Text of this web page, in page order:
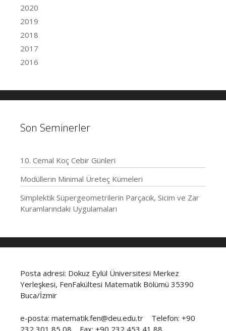
2020
2019
2018
2017
2016
Son Seminerler
10. Cemal Koç Cebir Günleri
Modüllerin Minimal Üreteç Kümeleri
Simplektik Süpergeometrilerin Parçacık, Sicim ve Zar
Kuramlarındaki Uygulamaları
Posta adresi: Dokuz Eylül Üniversitesi Merkez
Yerleşkesi, FenFakültesi Matematik Bölümü 35390
Buca/İzmir
e-posta: matematik.fen@deu.edu.tr Telefon: +90
232 301 85 08 Fax: +90 232 453 41 88